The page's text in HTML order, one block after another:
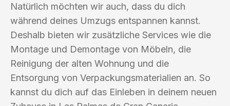
Natürlich möchten wir auch, dass du dich
während deines Umzugs entspannen kannst.
Deshalb bieten wir zusätzliche Services wie die
Montage und Demontage von Möbeln, die
Reinigung der alten Wohnung und die
Entsorgung von Verpackungsmaterialien an. So
kannst du dich auf das Einleben in deinem neuen